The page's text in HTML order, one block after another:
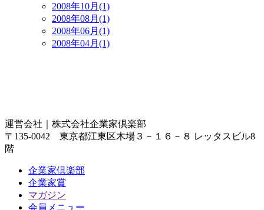
2008年10月(1)
2008年08月(1)
2008年06月(1)
2008年04月(1)
運営会社｜ 株式会社企業家倶楽部
〒135-0042 東京都江東区木場３－１６－８ レッタスビル8
階
企業家倶楽部
企業家賞
マガジン
会員メニュー